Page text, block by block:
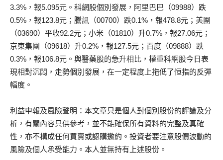
3.3%，報5.095元。科網股個別發展，阿里巴巴（09988）跌
0.5%，報123.8元；騰訊（00700）跌0.1%，報478.8元；美團
（03690）平收92.2元；小米（01810）升0.7%，報27.06元；
京東集團（09618）升0.2%，報127.5元；百度（09888）跌
0.3%，報106.8元。與醫藥股的急升相比，權重科網股今日表
現相對沉悶，走勢個別發展，在一定程度上拖低了恒指的反彈
幅度。
利益申報及風險聲明：本文章只是個人對個別股份的評論及分
析，有關內容只供參考，並不能確保所有資料的完整及真確
性，亦不構成任何買賣或認購邀約。投資者要注意股價波動的
風險及個人承受能力。本人並無持有上述股份。